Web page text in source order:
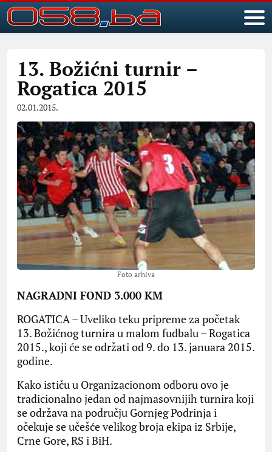
13. Božićni turnir –
Rogatica 2015
02.01.2015.
Foto arhiva
NAGRADNI FOND 3.000 KM
ROGATICA – Uveliko teku pripreme za početak
13. Božićnog turnira u malom fudbalu – Rogatica
2015., koji će se održati od 9. do 13. januara 2015.
godine.
Kako ističu u Organizacionom odboru ovo je
tradicionalno jedan od najmasovnijih turnira koji
se održava na području Gornjeg Podrinja i
očekuje se učešće velikog broja ekipa iz Srbije,
Crne Gore, RS i BiH.